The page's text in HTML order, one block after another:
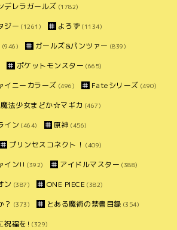
デレラガールズ (1782)
ジー (1261) よろず (1134)
(946) ガールズ&パンツァー (839)
ポケットモンスター (665)
イニーカラーズ (496) Fateシリーズ (490)
魔法少女まどか☆マギカ (467)
イン (464) 原神 (456)
プリンセスコネクト！ (409)
イン!! (392) アイドルマスター (388)
ン (387) ONE PIECE (382)
？ (373) とある魔術の禁書目録 (354)
祝福を! (329)